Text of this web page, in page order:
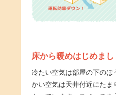
床から暖めはじめまし
冷たい空気は部屋の下のほ
かい空気は天井付近にたま